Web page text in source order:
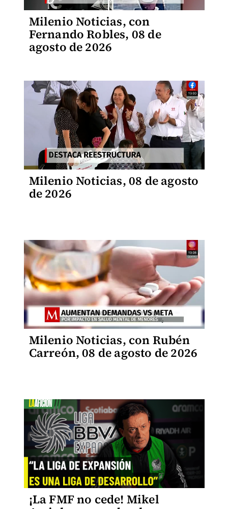
Milenio Noticias, con
Fernando Robles, 08 de
agosto de 2026
Milenio Noticias, 08 de agosto
de 2026
Milenio Noticias, con Rubén
Carreón, 08 de agosto de 2026
¡La FMF no cede! Mikel